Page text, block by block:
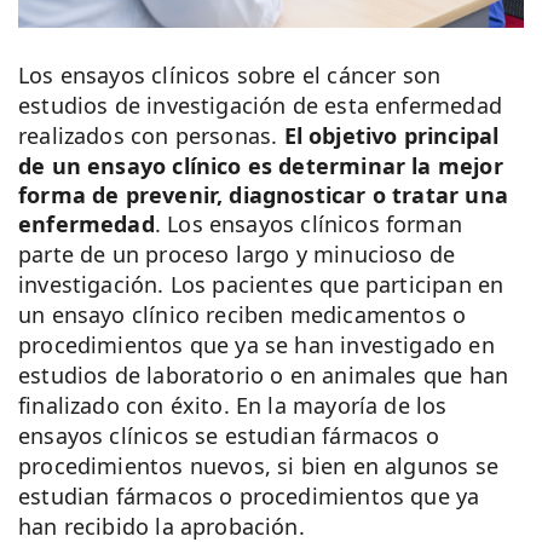
Los ensayos clínicos sobre el cáncer son
estudios de investigación de esta enfermedad
realizados con personas. El objetivo principal
de un ensayo clínico es determinar la mejor
forma de prevenir, diagnosticar o tratar una
enfermedad. Los ensayos clínicos forman
parte de un proceso largo y minucioso de
investigación. Los pacientes que participan en
un ensayo clínico reciben medicamentos o
procedimientos que ya se han investigado en
estudios de laboratorio o en animales que han
finalizado con éxito. En la mayoría de los
ensayos clínicos se estudian fármacos o
procedimientos nuevos, si bien en algunos se
estudian fármacos o procedimientos que ya
han recibido la aprobación.